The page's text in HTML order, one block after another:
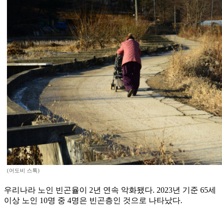
(어도비 스톡)
우리나라 노인 빈곤율이 2년 연속 악화됐다. 2023년 기준 65세
이상 노인 10명 중 4명은 빈곤층인 것으로 나타났다.